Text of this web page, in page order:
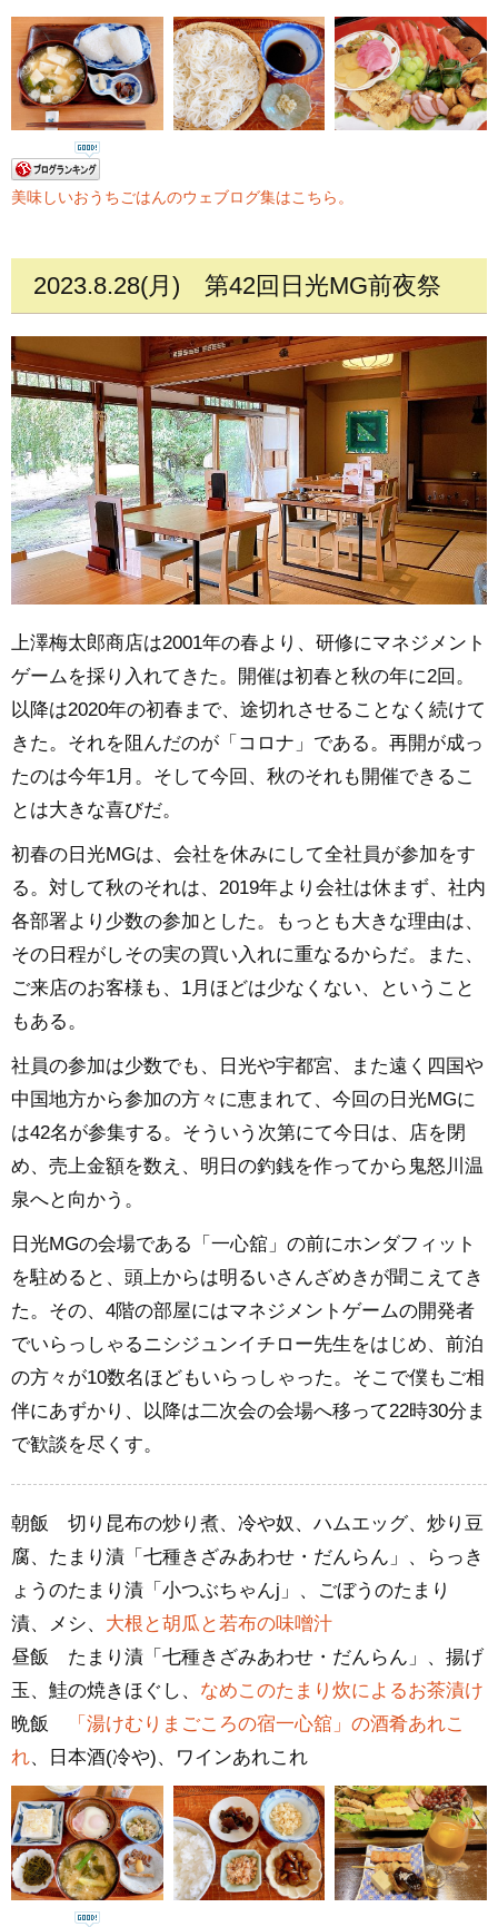
美味しいおうちごはんのウェブログ集はこちら。
2023.8.28(月) 第42回日光MG前夜祭
上澤梅太郎商店は2001年の春より、研修にマネジメント
ゲームを採り入れてきた。開催は初春と秋の年に2回。
以降は2020年の初春まで、途切れさせることなく続けて
きた。それを阻んだのが「コロナ」である。再開が成っ
たのは今年1月。そして今回、秋のそれも開催できるこ
とは大きな喜びだ。
初春の日光MGは、会社を休みにして全社員が参加をす
る。対して秋のそれは、2019年より会社は休まず、社内
各部署より少数の参加とした。もっとも大きな理由は、
その日程がしその実の買い入れに重なるからだ。また、
ご来店のお客様も、1月ほどは少なくない、ということ
もある。
社員の参加は少数でも、日光や宇都宮、また遠く四国や
中国地方から参加の方々に恵まれて、今回の日光MGに
は42名が参集する。そういう次第にて今日は、店を閉
め、売上金額を数え、明日の釣銭を作ってから鬼怒川温
泉へと向かう。
日光MGの会場である「一心舘」の前にホンダフィット
を駐めると、頭上からは明るいさんざめきが聞こえてき
た。その、4階の部屋にはマネジメントゲームの開発者
でいらっしゃるニシジュンイチロー先生をはじめ、前泊
の方々が10数名ほどもいらっしゃった。そこで僕もご相
伴にあずかり、以降は二次会の会場へ移って22時30分ま
で歓談を尽くす。
朝飯 切り昆布の炒り煮、冷や奴、ハムエッグ、炒り豆
腐、たまり漬「七種きざみあわせ・だんらん」、らっき
ょうのたまり漬「小つぶちゃんj」、ごぼうのたまり
漬、メシ、 大根と胡瓜と若布の味噌汁
昼飯 たまり漬「七種きざみあわせ・だんらん」、揚げ
玉、鮭の焼きほぐし、 なめこのたまり炊によるお茶漬け
晩飯
「湯けむりまごころの宿一心舘」の酒肴あれこ
れ、日本酒(冷や)、ワインあれこれ